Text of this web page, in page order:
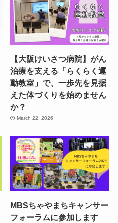
【大阪けいさつ病院】がん
治療を支える「らくらく運
動教室」で、一歩先を見据
えた体づくりを始めません
か？
March 22, 2026
MBSちゃやまちキャンサー
フォーラムに参加します